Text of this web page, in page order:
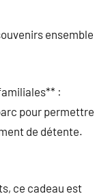
ensemble
:
pour permettre
de détente.
ce cadeau est